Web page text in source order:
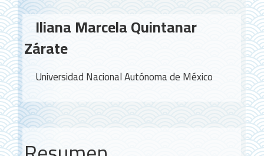
Contenido
principal
del
artículo
Iliana Marcela Quintanar
Zárate
Universidad Nacional Autónoma de México